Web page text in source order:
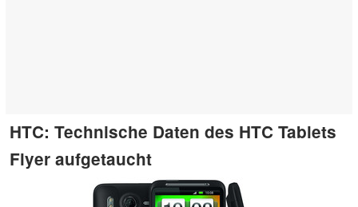
HTC: Technische Daten des HTC Tablets
Flyer aufgetaucht